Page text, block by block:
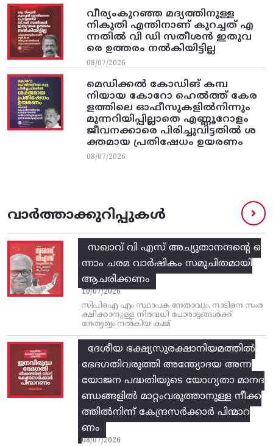
വീര്യംകുറഞ്ഞ മദ്യത്തിനുള്ള
നികുതി എന്തിനാണ് കുറച്ചത് എ
ന്നതിൽ വി ഡി സതീശൻ ഇതുവ
രെ ഉത്തരം നൽകിയിട്ടില്ല
08/07/2026
മെഡിക്കൽ കോഡിങ് കമ്പ
നിയായ കോറോ ഹെൽത്ത് കേര
ളത്തിലെ ഓഫീസുകളിൽനിന്നും
മുന്നറിയിപ്പില്ലാതെ എണ്ണൂറോളം
ജീവനക്കാരെ പിരിച്ചുവിട്ടതിൽ‌ ശ
ക്തമായ പ്രതിഷേധം ഉയരണം
08/07/2026
വാർത്താക്കുറിപ്പുകൾ
സഖാവ് വി എസ്‌ അച്യുതാനന്ദന്റെ ഒ
ന്നാം ചരമ വാര്‍ഷികം സമുചിതമായി
ആചരിക്കണം
10/07/2026
സിപിഐ എം സ്ഥാപക നേതാവും, നാടിനെ സംര
ക്ഷിക്കാനുള്ള നിരവധി പോരാട്ടങ്ങള്‍ക്ക്‌
നേതൃത്വം നല്‍കിയ കമ്മ്
ദേശീയ ഭക്ഷ്യസുരക്ഷാനിയമത്തിൽ
ഭേദഗതിവരുത്തി അന്ത്യോദയ അന്ന
യോജന പദ്ധതിയുടെ യോഗ്യതാ മാനദ
ണ്ഡങ്ങളിൽ മാറ്റംവരുത്താനുള്ള നീക്ക
ത്തിൽനിന്ന്‌ കേന്ദ്രസർക്കാർ പിന്മാറ
ണം
08/07/2026